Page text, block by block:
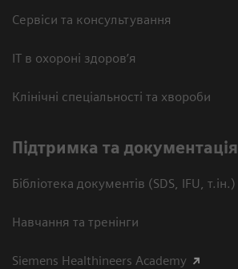
Сервіси та консультування
ІТ в охороні здоров’я
Клінічні спеціальності та хвороби
Підтримка та документація
Бібліотека документів (SDS, IFU, т.ін.)
Навчання та тренінги
Siemens Healthineers Academy